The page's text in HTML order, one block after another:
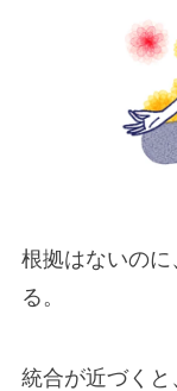
根拠はないの
る。
統合が近づく